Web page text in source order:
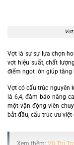
Vợt là sự sự lựa chọn
vợt hiệu suất, chất
điểm ngọt lớn giúp tăng
Vợt có cấu trúc nguyên
là 6,4, đảm bảo nâng
một vận động viên
bắt đầu, cấu trúc ưu